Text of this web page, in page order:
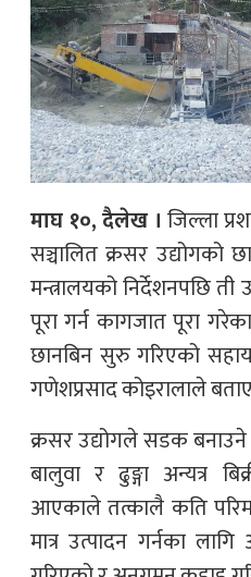
माघ १०, दैलेख । जिल्ला
सञ्चालित क्रसर
मन्त्रालयको निर्देशनपछि
पूरा गर्न कागजात पूरा
छानबिन सुरु गरिएको
गणेशप्रसाद कोइरालाले
क्रसर उद्योगले सडक बनाउने
बालुवा र ढुङ्गा अन्यत्र
आएकाले तत्कालै कति
मात्र उत्पादन गर्नका